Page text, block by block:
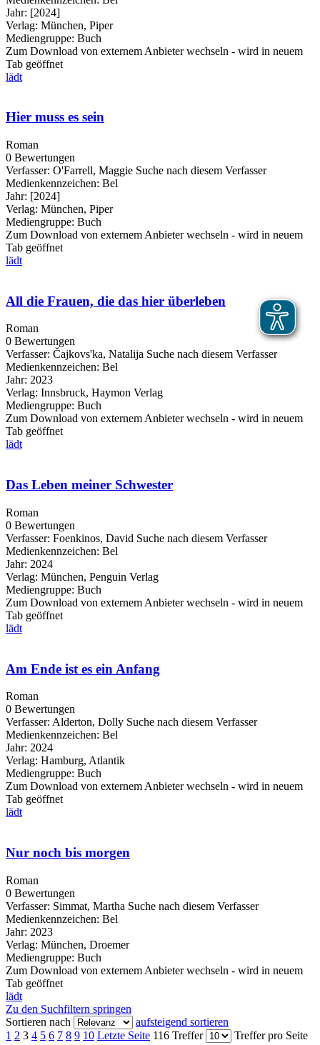
Jahr: [2024]
Verlag: München, Piper
Mediengruppe: Buch
Zum Download von externem Anbieter wechseln - wird in neuem
Tab geöffnet
lädt
Hier muss es sein
Roman
0 Bewertungen
Verfasser: O'Farrell, Maggie Suche nach diesem Verfasser
Medienkennzeichen: Bel
Jahr: [2024]
Verlag: München, Piper
Mediengruppe: Buch
Zum Download von externem Anbieter wechseln - wird in neuem
Tab geöffnet
lädt
All die Frauen, die das hier überleben
Roman
0 Bewertungen
Verfasser: Čajkovs'ka, Natalija Suche nach diesem Verfasser
Medienkennzeichen: Bel
Jahr: 2023
Verlag: Innsbruck, Haymon Verlag
Mediengruppe: Buch
Zum Download von externem Anbieter wechseln - wird in neuem
Tab geöffnet
lädt
Das Leben meiner Schwester
Roman
0 Bewertungen
Verfasser: Foenkinos, David Suche nach diesem Verfasser
Medienkennzeichen: Bel
Jahr: 2024
Verlag: München, Penguin Verlag
Mediengruppe: Buch
Zum Download von externem Anbieter wechseln - wird in neuem
Tab geöffnet
lädt
Am Ende ist es ein Anfang
Roman
0 Bewertungen
Verfasser: Alderton, Dolly Suche nach diesem Verfasser
Medienkennzeichen: Bel
Jahr: 2024
Verlag: Hamburg, Atlantik
Mediengruppe: Buch
Zum Download von externem Anbieter wechseln - wird in neuem
Tab geöffnet
lädt
Nur noch bis morgen
Roman
0 Bewertungen
Verfasser: Simmat, Martha Suche nach diesem Verfasser
Medienkennzeichen: Bel
Jahr: 2023
Verlag: München, Droemer
Mediengruppe: Buch
Zum Download von externem Anbieter wechseln - wird in neuem
Tab geöffnet
lädt
Zu den Suchfiltern springen
Sortieren nach
aufsteigend sortieren
1 2 3 4 5 6 7 8 9 10 Letzte Seite 116 Treffer
Treffer pro Seite